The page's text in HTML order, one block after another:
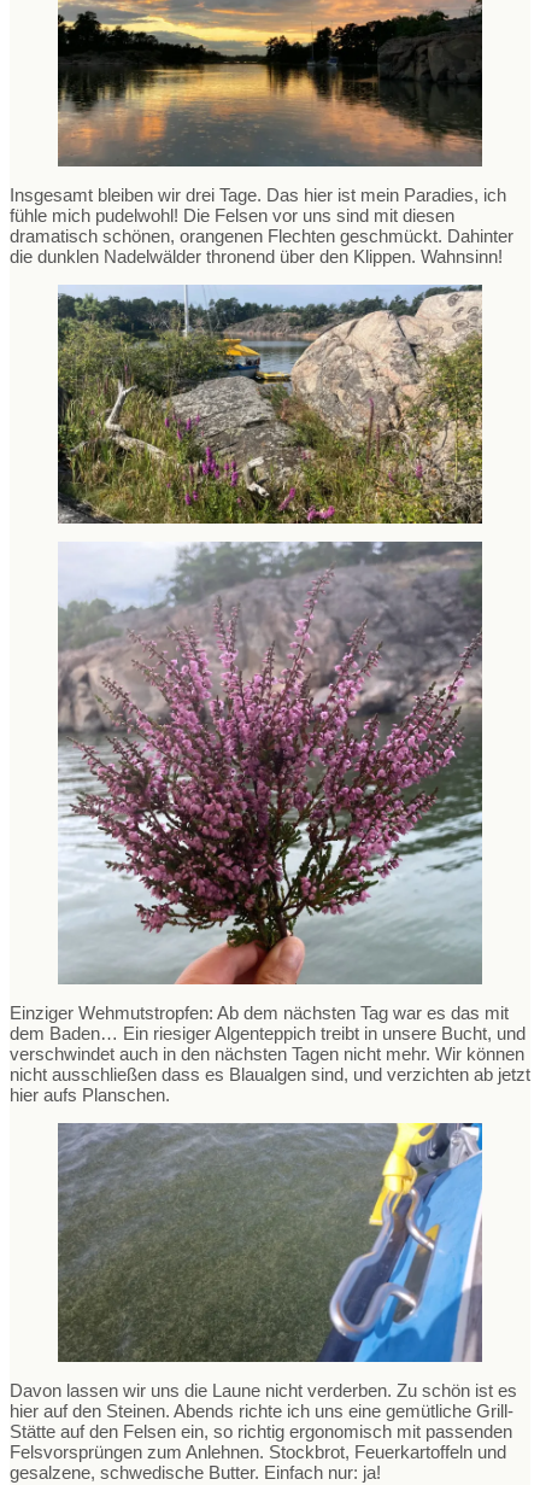
Insgesamt bleiben wir drei Tage. Das hier ist mein Paradies, ich
fühle mich pudelwohl! Die Felsen vor uns sind mit diesen
dramatisch schönen, orangenen Flechten geschmückt. Dahinter
die dunklen Nadelwälder thronend über den Klippen. Wahnsinn!
Einziger Wehmutstropfen: Ab dem nächsten Tag war es das mit
dem Baden… Ein riesiger Algenteppich treibt in unsere Bucht, und
verschwindet auch in den nächsten Tagen nicht mehr. Wir können
nicht ausschließen dass es Blaualgen sind, und verzichten ab jetzt
hier aufs Planschen.
Davon lassen wir uns die Laune nicht verderben. Zu schön ist es
hier auf den Steinen. Abends richte ich uns eine gemütliche Grill-
Stätte auf den Felsen ein, so richtig ergonomisch mit passenden
Felsvorsprüngen zum Anlehnen. Stockbrot, Feuerkartoffeln und
gesalzene, schwedische Butter. Einfach nur: ja!